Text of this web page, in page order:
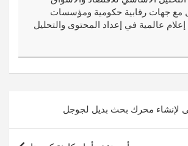
مع جهات رقابية حكومية ومؤسسات
عالمية في إعداد المحتوى والتحليل
لإنشاء محرك بحث بديل لجوجل